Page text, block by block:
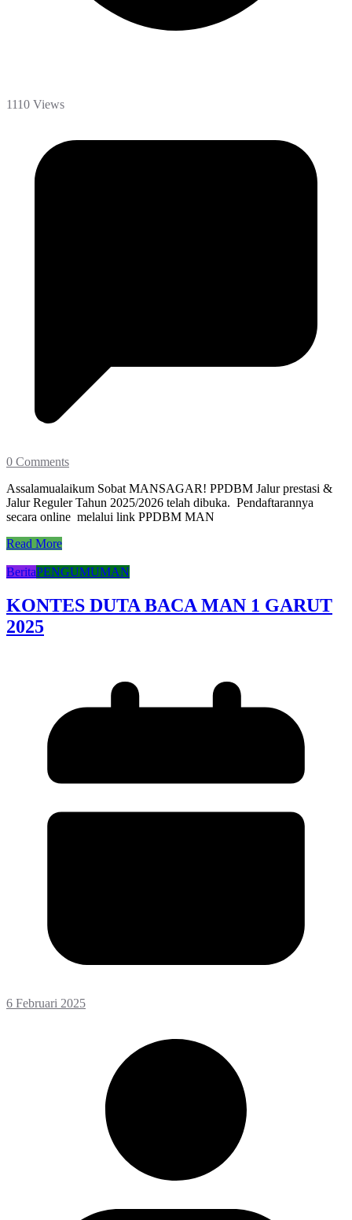
1110 Views
0 Comments
Assalamualaikum Sobat MANSAGAR! PPDBM Jalur prestasi &
Jalur Reguler Tahun 2025/2026 telah dibuka. Pendaftarannya
secara online melalui link PPDBM MAN
Read More
BeritaPENGUMUMAN
KONTES DUTA BACA MAN 1 GARUT
2025
6 Februari 2025